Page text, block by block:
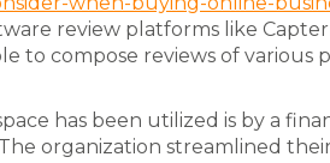
review platforms like
to compose reviews of various
has been utilized is by a
organization streamlined